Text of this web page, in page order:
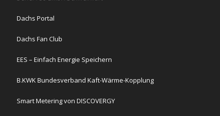
Dachs Portal
Dachs Fan Club
EES – Einfach Energie Speichern
B.KWK Bundesverband Kaft-Wärme-Kopplung
Smart Metering von DISCOVERGY